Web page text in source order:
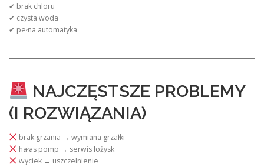
✔ brak chloru
✔ czysta woda
✔ pełna automatyka
NAJCZĘSTSZE PROBLEMY
(I ROZWIĄZANIA)
brak grzania → wymiana grzałki
hałas pomp → serwis łożysk
wyciek → uszczelnienie